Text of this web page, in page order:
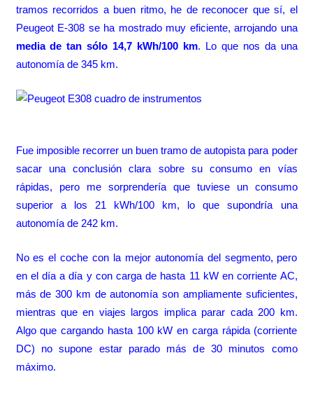
tramos recorridos a buen ritmo, he de reconocer que sí, el
Peugeot E-308 se ha mostrado muy eficiente, arrojando una
media de tan sólo 14,7 kWh/100 km. Lo que nos da una
autonomía de 345 km.
Fue imposible recorrer un buen tramo de autopista para poder
sacar una conclusión clara sobre su consumo en vías
rápidas, pero me sorprendería que tuviese un consumo
superior a los 21 kWh/100 km, lo que supondría una
autonomía de 242 km.
No es el coche con la mejor autonomía del segmento, pero
en el día a día y con carga de hasta 11 kW en corriente AC,
más de 300 km de autonomía son ampliamente suficientes,
mientras que en viajes largos implica parar cada 200 km.
Algo que cargando hasta 100 kW en carga rápida (corriente
DC) no supone estar parado más de 30 minutos como
máximo.